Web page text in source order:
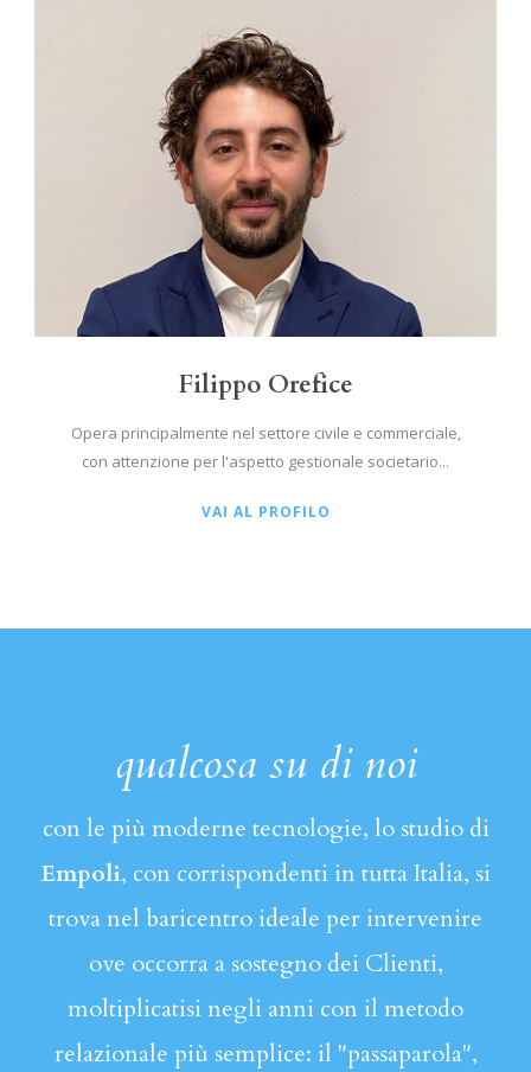
Filippo Orefice
Opera principalmente nel settore civile e commerciale,
con attenzione per l'aspetto gestionale societario...
VAI AL PROFILO
qualcosa su di noi
con le più moderne tecnologie, lo studio di
Empoli, con corrispondenti in tutta Italia, si
trova nel baricentro ideale per intervenire
ove occorra a sostegno dei Clienti,
moltiplicatisi negli anni con il metodo
relazionale più semplice: il "passaparola",